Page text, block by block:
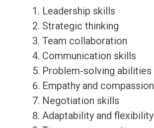
Leadership skills
Strategic thinking
Team collaboration
Communication skills
Problem-solving abilities
Empathy and compassion
Negotiation skills
Adaptability and flexibility